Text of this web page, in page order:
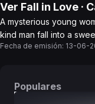
Ver Fall in Love ·
A mysterious young
kind man fall into a
Fecha de emisión: 13-06-
Populares